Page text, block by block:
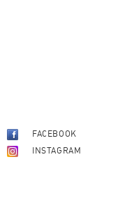
FACEBOOK
INSTAGRAM